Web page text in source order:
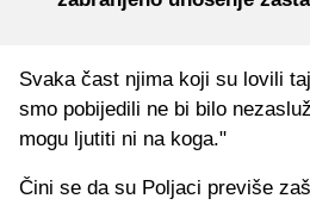
Svaka čast njima koji su lovili
smo pobijedili ne bi bilo
mogu ljutiti ni na koga."
Čini se da su Poljaci previše